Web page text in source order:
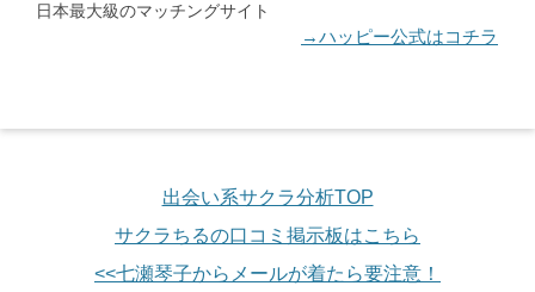
日本最大級のマッチングサイト
→ハッピー公式はコチラ
出会い系サクラ分析TOP
サクラちるの口コミ掲示板はこちら
<<七瀬琴子からメールが着たら要注意！